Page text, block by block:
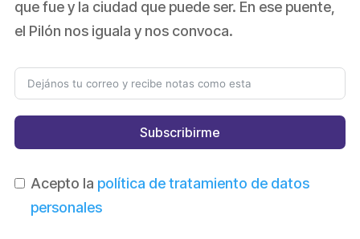
que fue y la ciudad que puede ser. En ese puente,
el Pilón nos iguala y nos convoca.
Subscribirme
Acepto la política de tratamiento de datos
personales